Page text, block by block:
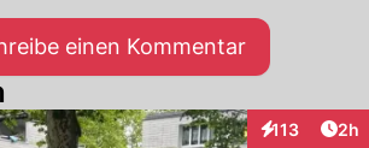
einen Kommentar
113
Interaktionen
2h